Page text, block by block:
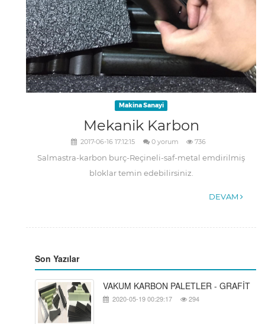
Makina Sanayi
Mekanik Karbon
2017-06-16 17:12:15 0 yorum 736
Salmastra-karbon burç-Reçineli-saf-metal emdirilmiş
bloklar temin edebilirsiniz.
DEVAM
Son Yazılar
VAKUM KARBON PALETLER - GRAFİT
2020-05-19 00:29:17 294